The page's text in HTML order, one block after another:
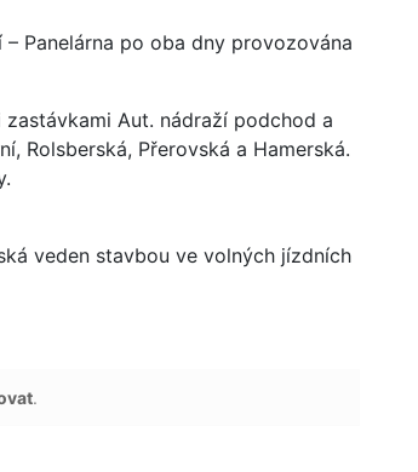
Panelárna po oba dny provozována
Aut. nádraží podchod a
Rolsberská, Přerovská a Hamerská.
veden stavbou ve volných jízdních
.